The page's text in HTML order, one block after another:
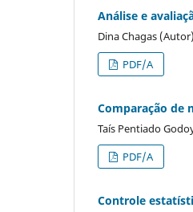
Análise e
Dina Chagas (Autor)
PDF/A
Comparação de
Taís Pentiado
PDF/A
Controle